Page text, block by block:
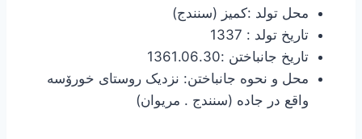
محل تولد :کمیز (سنندج)
تاریخ تولد : 1337
تاریخ جانباختن :1361.06.30
محل و نحوه جانباختن: نزدیک روستای خورۆسە
واقع در جاده (سنندج . مریوان)